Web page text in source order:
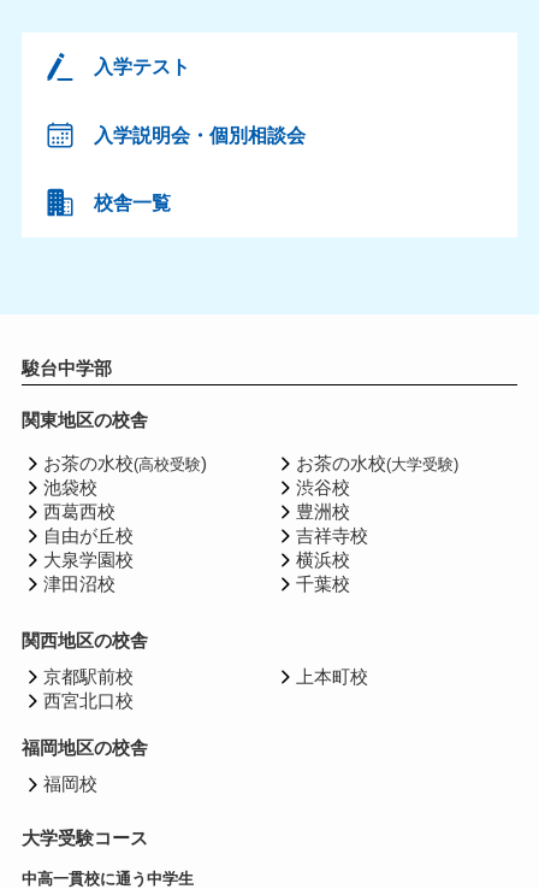
入学テスト
入学説明会・個別相談会
校舎一覧
駿台中学部
関東地区の校舎
お茶の水校(高校受験)
池袋校
西葛西校
自由が丘校
大泉学園校
津田沼校
お茶の水校(大学受験)
渋谷校
豊洲校
吉祥寺校
横浜校
千葉校
関西地区の校舎
京都駅前校
西宮北口校
上本町校
福岡地区の校舎
福岡校
大学受験コース
中高一貫校に通う中学生